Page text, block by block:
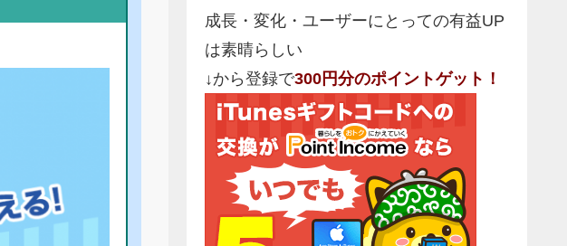
成長・変化・ユーザーにとっての有益UP
は素晴らしい
↓から登録で300円分のポイントゲット！